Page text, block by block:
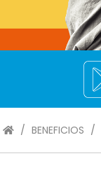
/ BENEFICIOS /